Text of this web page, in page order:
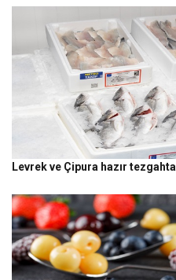
Levrek ve Çipura hazır tezgahta